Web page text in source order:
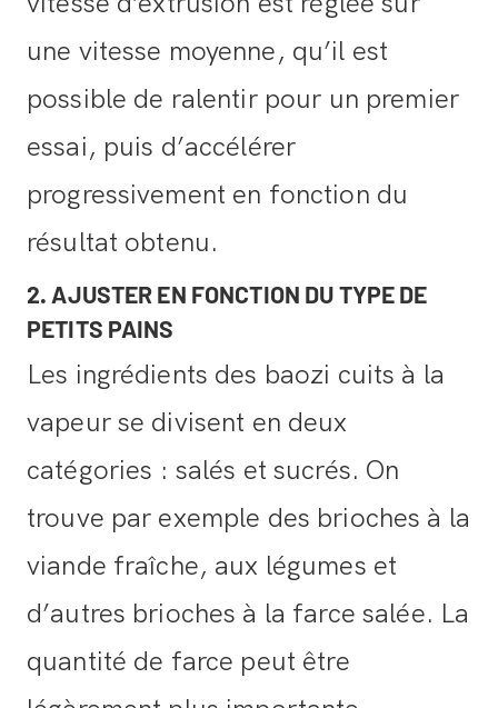
une vitesse moyenne, qu’il est
possible de ralentir pour un premier
essai, puis d’accélérer
progressivement en fonction du
résultat obtenu.
2. AJUSTER EN FONCTION DU TYPE DE
PETITS PAINS
Les ingrédients des baozi cuits à la
vapeur se divisent en deux
catégories : salés et sucrés. On
trouve par exemple des brioches à la
viande fraîche, aux légumes et
d’autres brioches à la farce salée. La
quantité de farce peut être